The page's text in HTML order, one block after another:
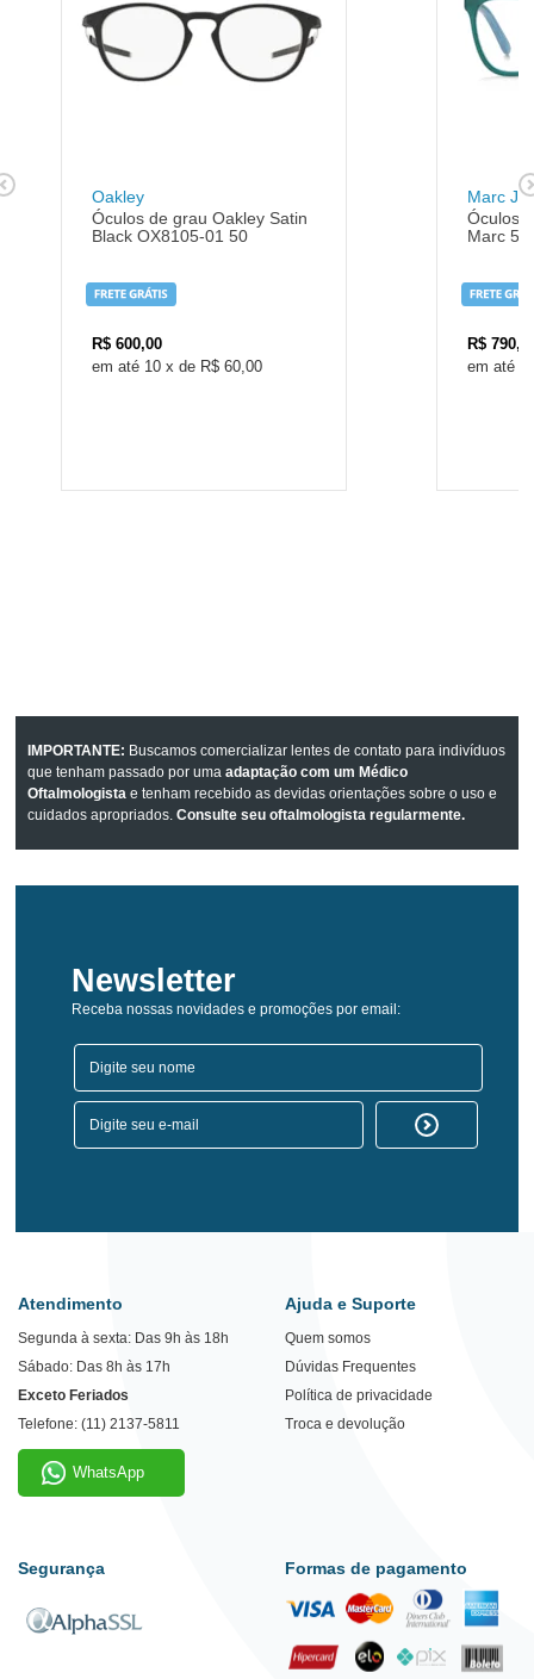
Oakley
Óculos de grau Oakley Satin
Black OX8105-01 50
R$ 600,00
10 x de R$ 60,00
Marc
Óculos
Marc
R$
IMPORTANTE: Buscamos comercializar lentes de contato para indivíduos
que tenham passado por umaadaptação com um Médico
Oftalmologista e tenham recebido as devidas orientações sobre o uso e
cuidados apropriados.Consulte seu oftalmologista regularmente.
Newsletter
Receba nossas novidades e promoções por email:
Atendimento
Segunda à sexta: Das 9h às 18h
Sábado: Das 8h às 17h
Exceto Feriados
Telefone: (11) 2137-5811
WhatsApp
Ajuda e Suporte
Quem somos
Dúvidas Frequentes
Política de privacidade
Troca e devolução
Segurança Formas de pagamento